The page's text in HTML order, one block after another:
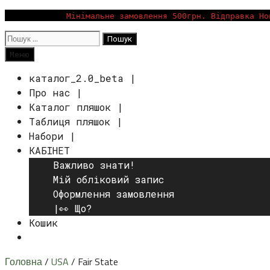
до
вмісту
Мінімальне замовлення 500грн. Відправка
Пошук:
Пошук
Меню
каталог_2.0_beta |
Про нас |
Каталог пляшок |
Таблиця пляшок |
Набори |
КАБІНЕТ
Важливо знати!
Мій обліковий запис
Оформлення замовлення
|👀 Що?
Кошик
Головна/ USA / Fair State